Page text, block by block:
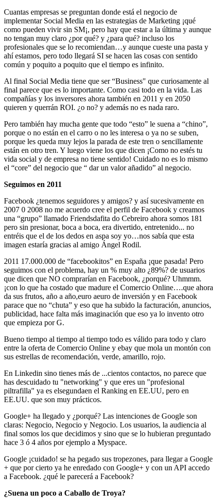
Cuantas empresas se preguntan donde está el negocio de
implementar Social Media en las estrategias de Marketing ¡qué
como pueden vivir sin SM¡, pero hay que estar a la última y aunque
no tengan muy claro ¿por qué? y ¿para qué? incluso los
profesionales que se lo recomiendan…y aunque cueste una pasta y
ahí estamos, pero todo llegará SI se hacen las cosas con sentido
común y poquito a poquito que el tiempo es infinito.
Al final Social Media tiene que ser “Business" que curiosamente al
final parece que es lo importante. Como casi todo en la vida. Las
compañías y los inversores ahora también en 2011 y en 2050
quieren y querrán ROI. ¿o no? y además no es nada raro.
Pero también hay mucha gente que todo “esto” le suena a “chino”,
porque o no están en el carro o no les interesa o ya no se suben,
porque les queda muy lejos la parada de este tren o sencillamente
están en otro tren. Y luego viene los que dicen ¡Como no estés tu
vida social y de empresa no tiene sentido! Cuidado no es lo mismo
el “core” del negocio que “ dar un valor añadido” al negocio.
Seguimos en 2011
Facebook ¿tenemos seguidores y amigos? y así sucesivamente en
2007 0 2008 no me acuerdo cree el perfil de Facebook y creamos
una “grupo” llamado Friendsdafita do Cebreiro ahora somos 181
pero sin presionar, boca a boca, era divertido, entretenido... no
entréis que el de los dedos en aspa soy yo…nos sabía que esta
imagen estaría gracias al amigo Ángel Rodil.
2011 17.000.000 de “facebookitos” en España ¡que pasada! Pero
seguimos con el problema, hay un % muy alto ¿89%? de usuarios
que dicen que NO comprarían en Facebook, ¿porqué? Uhmmm.
¡con lo que ha costado que madure el Comercio Online….que ahora
da sus frutos, año a año,euro aeuro de inversión y en Facebook
parace que no “chuta” y eso que ha subido la facturación, anuncios,
publicidad, hace falta más imaginación que eso ya lo invento otro
que empieza por G.
Bueno tiempo al tiempo al tiempo todo es válido para todo y claro
entre la oferta de Comercio Online y ebay que mola un montón con
sus estrellas de recomendación, verde, amarillo, rojo.
En Linkedin sino tienes más de ...cientos contactos, no parece que
has descuidado tu "networking" y que eres un "profesional
piltrafilla" ya es elsegundaen el Ranking en EE.UU, pero en
EE.UU. que son muy prácticos.
Google+ ha llegado y ¿porqué? Las intenciones de Google son
claras: Negocio, Negocio y Negocio. Los usuarios, la audiencia al
final somos los que decidimos y sino que se lo hubieran preguntado
hace 3 ó 4 años por ejemplo a Myspace.
Google ¡cuidado! se ha pegado sus tropezones, para llegar a Google
+ que por cierto ya he enredado con Google+ y con un API accedo
a Facebook. ¿qué le parecerá a Facebook?
¿Suena un poco a Caballo de Troya?